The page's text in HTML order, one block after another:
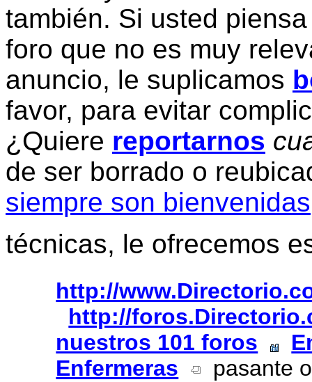
también. Si usted
foro que no es muy
anuncio, le suplicamos
favor, para evitar
¿Quiere reportarnos
de ser borrado o
siempre son bienvenidas
técnicas, le ofrecemos
http://
http://
nuestros 101 foros
Enfermeras
pasante